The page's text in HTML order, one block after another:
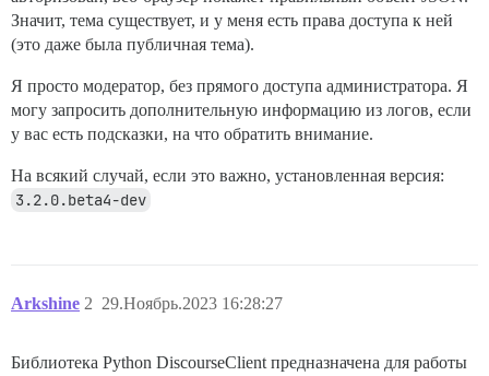
Значит, тема существует, и у меня есть права доступа к ней
(это даже была публичная тема).
Я просто модератор, без прямого доступа администратора. Я
могу запросить дополнительную информацию из логов, если
у вас есть подсказки, на что обратить внимание.
На всякий случай, если это важно, установленная версия:
3.2.0.beta4-dev
Arkshine 29.Ноябрь.2023 16:28:27
2
Библиотека Python DiscourseClient предназначена для работы